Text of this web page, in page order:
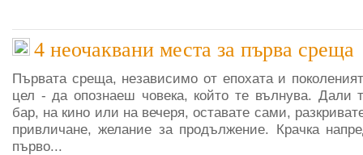
4 неочаквани места за първа среща
Първата среща, независимо от епохата и
цел - да опознаеш човека, който те вълнува.
бар, на кино или на вечеря, оставате сами,
привличане, желание за продължение. Крачка
първо...